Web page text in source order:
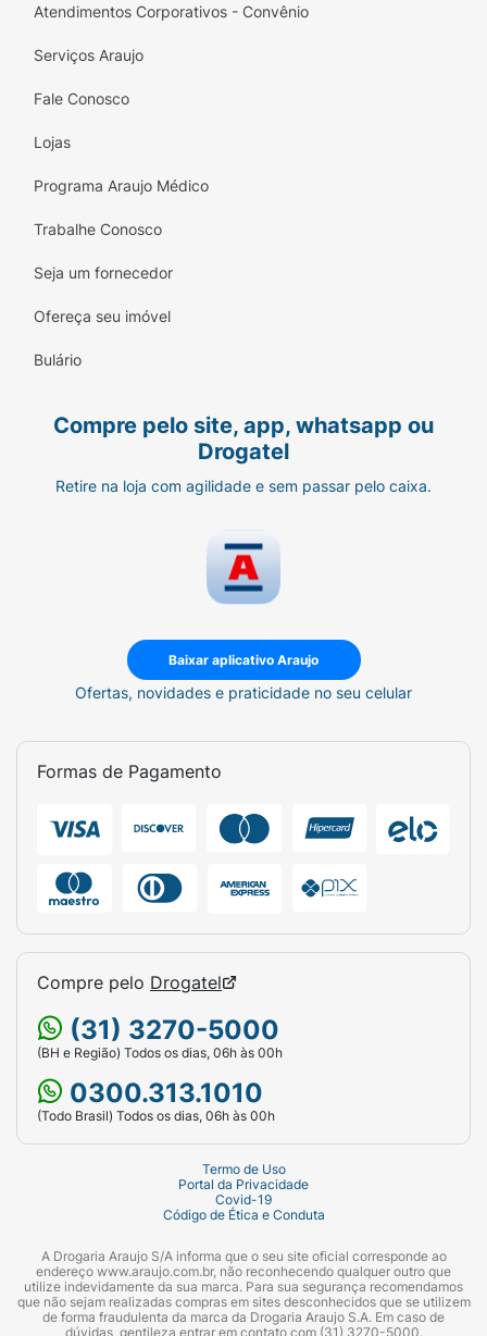
Atendimentos Corporativos - Convênio
Serviços Araujo
Fale Conosco
Lojas
Programa Araujo Médico
Trabalhe Conosco
Seja um fornecedor
Ofereça seu imóvel
Bulário
Compre pelo site, app, whatsapp ou
Drogatel
Retire na loja com agilidade e sem passar pelo caixa.
Baixar aplicativo Araujo
Ofertas, novidades e praticidade no seu celular
Formas de Pagamento
Compre pelo Drogatel
(31) 3270-5000
(BH e Região) Todos os dias, 06h às 00h
0300.313.1010
(Todo Brasil) Todos os dias, 06h às 00h
Termo de Uso
Portal da Privacidade
Covid-19
Código de Ética e Conduta
A Drogaria Araujo S/A informa que o seu site oficial corresponde ao
endereço www.araujo.com.br, não reconhecendo qualquer outro que
utilize indevidamente da sua marca. Para sua segurança recomendamos
que não sejam realizadas compras em sites desconhecidos que se utilizem
de forma fraudulenta da marca da Drogaria Araujo S.A. Em caso de
dúvidas, gentileza entrar em contato com (31) 3270-5000.